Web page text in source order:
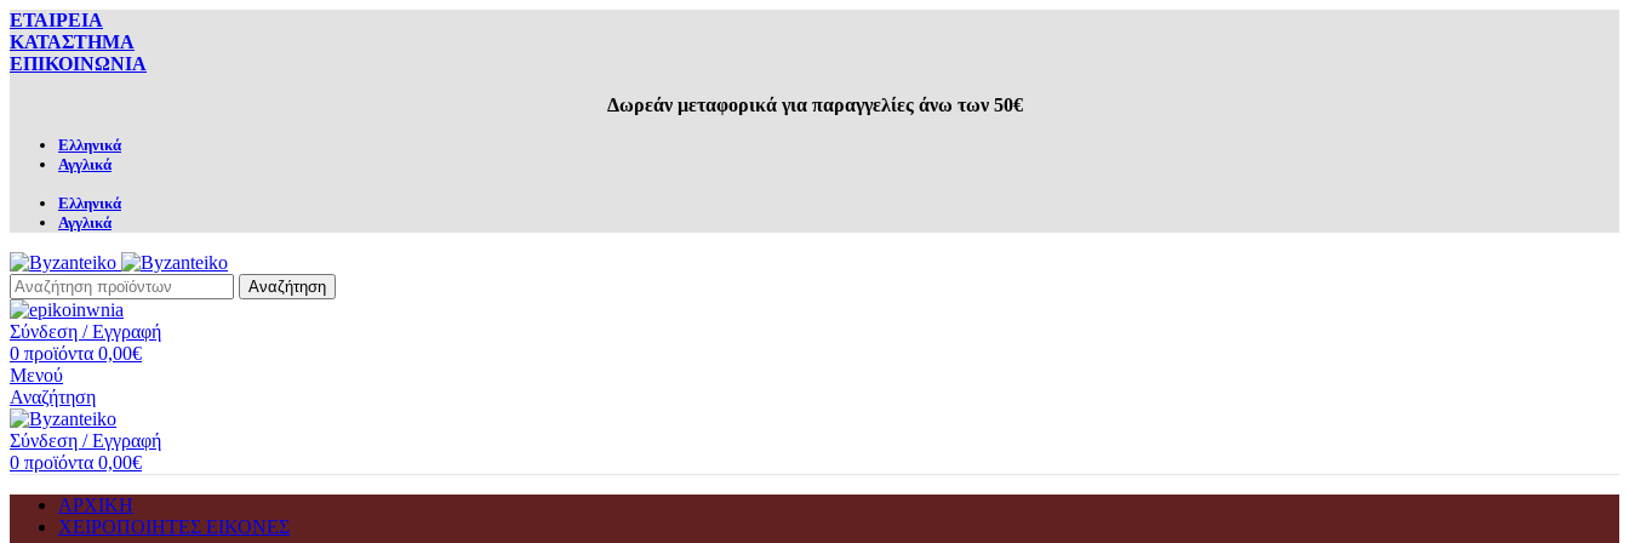
ΕΤΑΙΡΕΙΑ
ΚΑΤΑΣΤΗΜΑ
ΕΠΙΚΟΙΝΩΝΙΑ
Δωρεάν μεταφορικά για παραγγελίες άνω των 50€
Ελληνικά
Αγγλικά
Ελληνικά
Αγγλικά
Αναζήτηση
Σύνδεση / Εγγραφή
0 προϊόντα 0,00€
Μενού
Αναζήτηση
Σύνδεση / Εγγραφή
0 προϊόντα 0,00€
ΑΡΧΙΚΗ
ΧΕΙΡΟΠΟΙΗΤΕΣ ΕΙΚΟΝΕΣ